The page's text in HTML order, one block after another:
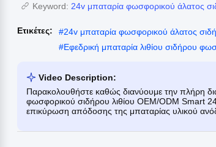
Keyword: 24v μπαταρία φωσφορικού άλατος
Ετικέτες: #24v μπαταρία φωσφορικού άλατος
#Εφεδρική μπαταρία λιθίου σιδήρου
Video Description:
Παρακολουθήστε καθώς διανύουμε την πλήρη
φωσφορικού σιδήρου λιθίου OEM/ODM Smart
επικύρωση απόδοσης της μπαταρίας υλικού